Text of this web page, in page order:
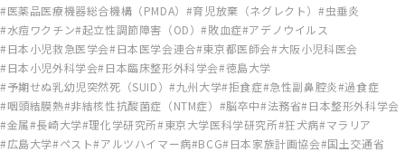
医薬品医療機器総合機構（PMDA）
育児放棄（ネグレクト） 虫垂炎
水痘ワクチン 起立性調節障害（OD） 敗血症 アデノウイルス
日本小児救急医学会 日本医学会連合 東京都医師会 大阪小児科医会
日本小児外科学会 日本臨床整形外科学会 徳島大学
予期せぬ乳幼児突然死（SUID） 九州大学 拒食症 急性副鼻腔炎 過食症
咽頭結膜熱 非結核性抗酸菌症（NTM症） 脳卒中 法務省 日本整形外科学会
金属 長崎大学 理化学研究所 東京大学医科学研究所 狂犬病 マラリア
広島大学 ペスト アルツハイマー病 BCG 日本家族計画協会 国土交通省